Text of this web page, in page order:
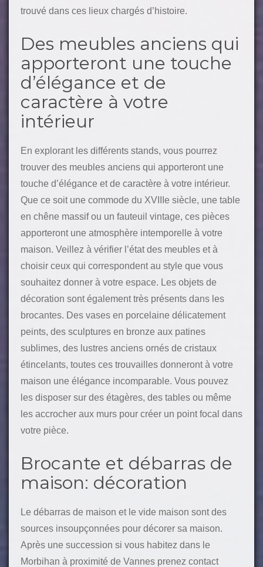
trouvé dans ces lieux chargés d’histoire.
Des meubles anciens qui
apporteront une touche
d’élégance et de
caractère à votre
intérieur
En explorant les différents stands, vous pourrez
trouver des meubles anciens qui apporteront une
touche d’élégance et de caractère à votre intérieur.
Que ce soit une commode du XVIIIe siècle, une table
en chêne massif ou un fauteuil vintage, ces pièces
apporteront une atmosphère intemporelle à votre
maison. Veillez à vérifier l’état des meubles et à
choisir ceux qui correspondent au style que vous
souhaitez donner à votre espace. Les objets de
décoration sont également très présents dans les
brocantes. Des vases en porcelaine délicatement
peints, des sculptures en bronze aux patines
sublimes, des lustres anciens ornés de cristaux
étincelants, toutes ces trouvailles donneront à votre
maison une élégance incomparable. Vous pouvez
les disposer sur des étagères, des tables ou même
les accrocher aux murs pour créer un point focal dans
votre pièce.
Brocante et débarras de
maison: décoration
Le débarras de maison et le vide maison sont des
sources insoupçonnées pour décorer sa maison.
Après une succession si vous habitez dans le
Morbihan à proximité de Vannes prenez contact